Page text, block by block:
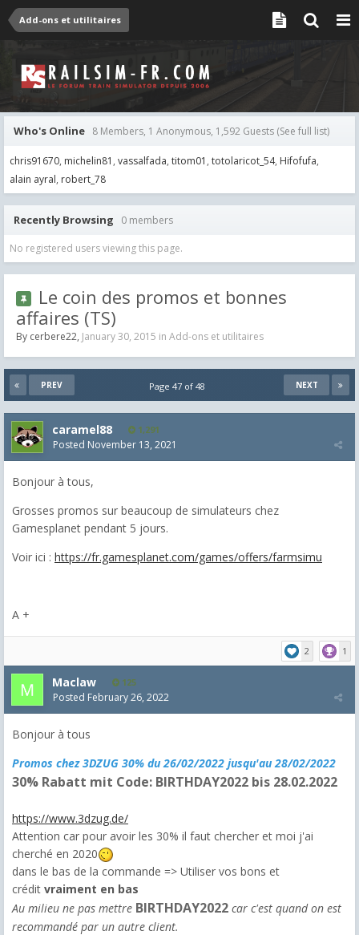
Add-ons et utilitaires
Who's Online 8 Members, 1 Anonymous, 1,592 Guests (See full list)
chris91670 michelin81 vassalfada titom01 totolaricot_54 Hifofufa
alain ayral robert_78
Recently Browsing 0 members
No registered users viewing this page.
Le coin des promos et bonnes
affaires (TS)
By cerbere22, January 30, 2015 in Add-ons et utilitaires
PREV NEXT
Page 47 of 48
caramel88 1,291
Posted November 13, 2021
Bonjour à tous,
Grosses promos sur beaucoup de simulateurs chez
Gamesplanet pendant 5 jours.
Voir ici : https://fr.gamesplanet.com/games/offers/farmsimu
A +
2 1
Maclaw 125
Posted February 26, 2022
Bonjour à tous
Promos chez 3DZUG 30% du 26/02/2022 jusqu'au 28/02/2022
30% Rabatt mit Code: BIRTHDAY2022 bis 28.02.2022
https://www.3dzug.de/
Attention car pour avoir les 30% il faut chercher et moi j'ai
cherché en 2020
dans le bas de la commande => Utiliser vos bons et
crédit vraiment en bas
Au milieu ne pas mettre BIRTHDAY2022 car c'est quand on est
recommandé par un autre client.